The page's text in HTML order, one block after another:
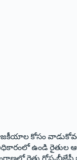
కోసం వాడుకోవద్దని
అధికారంలో ఉండి
రైతు గోస-